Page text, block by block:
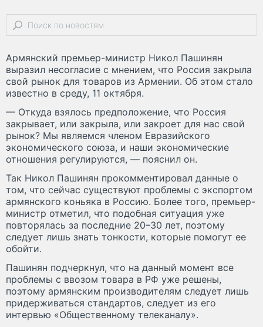
Армянский премьер-министр Никол Пашинян
выразил несогласие с мнением, что Россия закрыла
свой рынок для товаров из Армении. Об этом стало
известно в среду, 11 октября.
— Откуда взялось предположение, что Россия
закрывает, или закрыла, или закроет для нас свой
рынок? Мы являемся членом Евразийского
экономического союза, и наши экономические
отношения регулируются, — пояснил он.
Так Никол Пашинян прокомментировал данные о
том, что сейчас существуют проблемы с экспортом
армянского коньяка в Россию. Более того, премьер-
министр отметил, что подобная ситуация уже
повторялась за последние 20–30 лет, поэтому
следует лишь знать тонкости, которые помогут ее
обойти.
Пашинян подчеркнул, что на данный момент все
проблемы с ввозом товара в РФ уже решены,
поэтому армянским производителям следует лишь
придерживаться стандартов, следует из его
интервью «Общественному телеканалу».